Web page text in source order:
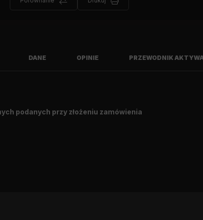
DANE OPINIE PRZEWODNIK
podanych przy złożeniu zamówienia